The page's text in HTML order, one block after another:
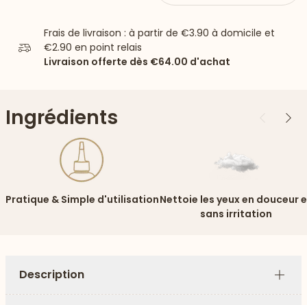
Frais de livraison : à partir de €3.90 à domicile et
€2.90 en point relais
Livraison offerte dès €64.00 d'achat
Ingrédients Précédent
Pratique & Simple d'utilisationNettoie les yeux en douceur
sans irritation
Description
Plus